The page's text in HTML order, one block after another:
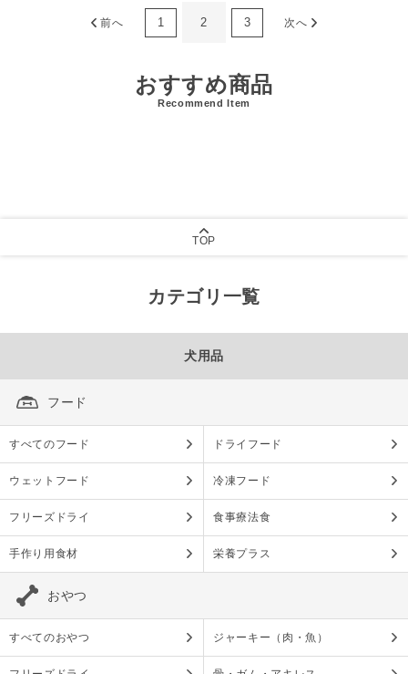
前へ 1 2 3 次へ
おすすめ商品
Recommend Item
TOP
カテゴリ一覧
犬用品
フード
すべてのフード ドライフード
ウェットフード 冷凍フード
フリーズドライ 食事療法食
手作り用食材 栄養プラス
おやつ
すべてのおやつ ジャーキー（肉・魚）